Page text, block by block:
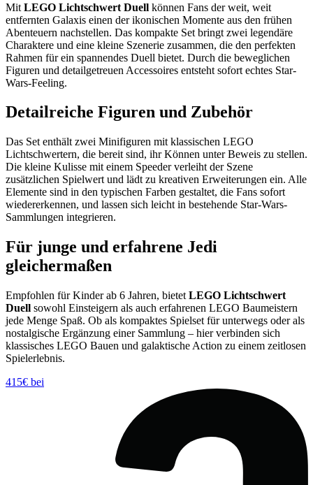
Mit LEGO Lichtschwert Duell können Fans der weit, weit
entfernten Galaxis einen der ikonischen Momente aus den frühen
Abenteuern nachstellen. Das kompakte Set bringt zwei legendäre
Charaktere und eine kleine Szenerie zusammen, die den perfekten
Rahmen für ein spannendes Duell bietet. Durch die beweglichen
Figuren und detailgetreuen Accessoires entsteht sofort echtes Star-
Wars-Feeling.
Detailreiche Figuren und Zubehör
Das Set enthält zwei Minifiguren mit klassischen LEGO
Lichtschwertern, die bereit sind, ihr Können unter Beweis zu stellen.
Die kleine Kulisse mit einem Speeder verleiht der Szene
zusätzlichen Spielwert und lädt zu kreativen Erweiterungen ein. Alle
Elemente sind in den typischen Farben gestaltet, die Fans sofort
wiedererkennen, und lassen sich leicht in bestehende Star-Wars-
Sammlungen integrieren.
Für junge und erfahrene Jedi
gleichermaßen
Empfohlen für Kinder ab 6 Jahren, bietet LEGO Lichtschwert
Duell sowohl Einsteigern als auch erfahrenen LEGO Baumeistern
jede Menge Spaß. Ob als kompaktes Spielset für unterwegs oder als
nostalgische Ergänzung einer Sammlung – hier verbinden sich
klassisches LEGO Bauen und galaktische Action zu einem zeitlosen
Spielerlebnis.
415€ bei